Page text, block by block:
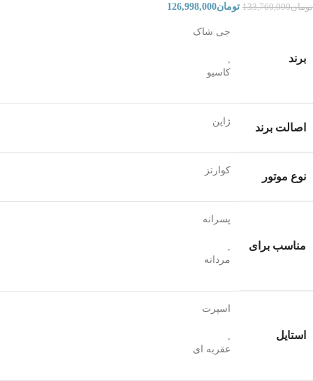
تومان133,760,000 تومان126,998,000
برند
جی شاک
کاسیو
اصالت برند
ژاپن
نوع موتور
کوارتز
مناسب برای
پسرانه
مردانه
استایل
اسپرت
عقربه ای